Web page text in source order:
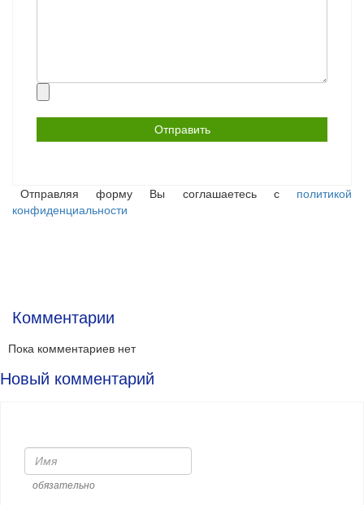
Отправляя форму Вы соглашаетесь с политикой
конфиденциальности
Комментарии
Пока комментариев нет
Новый комментарий
Имя
обязательно